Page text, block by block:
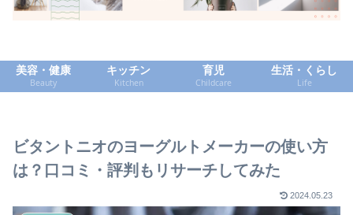
美容・健康
Beauty
キッチン
Kitchen
育児
Childcare
生活・くらし
Life
ビタントニオのヨーグルトメーカーの使い方
は？口コミ・評判もリサーチしてみた
2024.05.23